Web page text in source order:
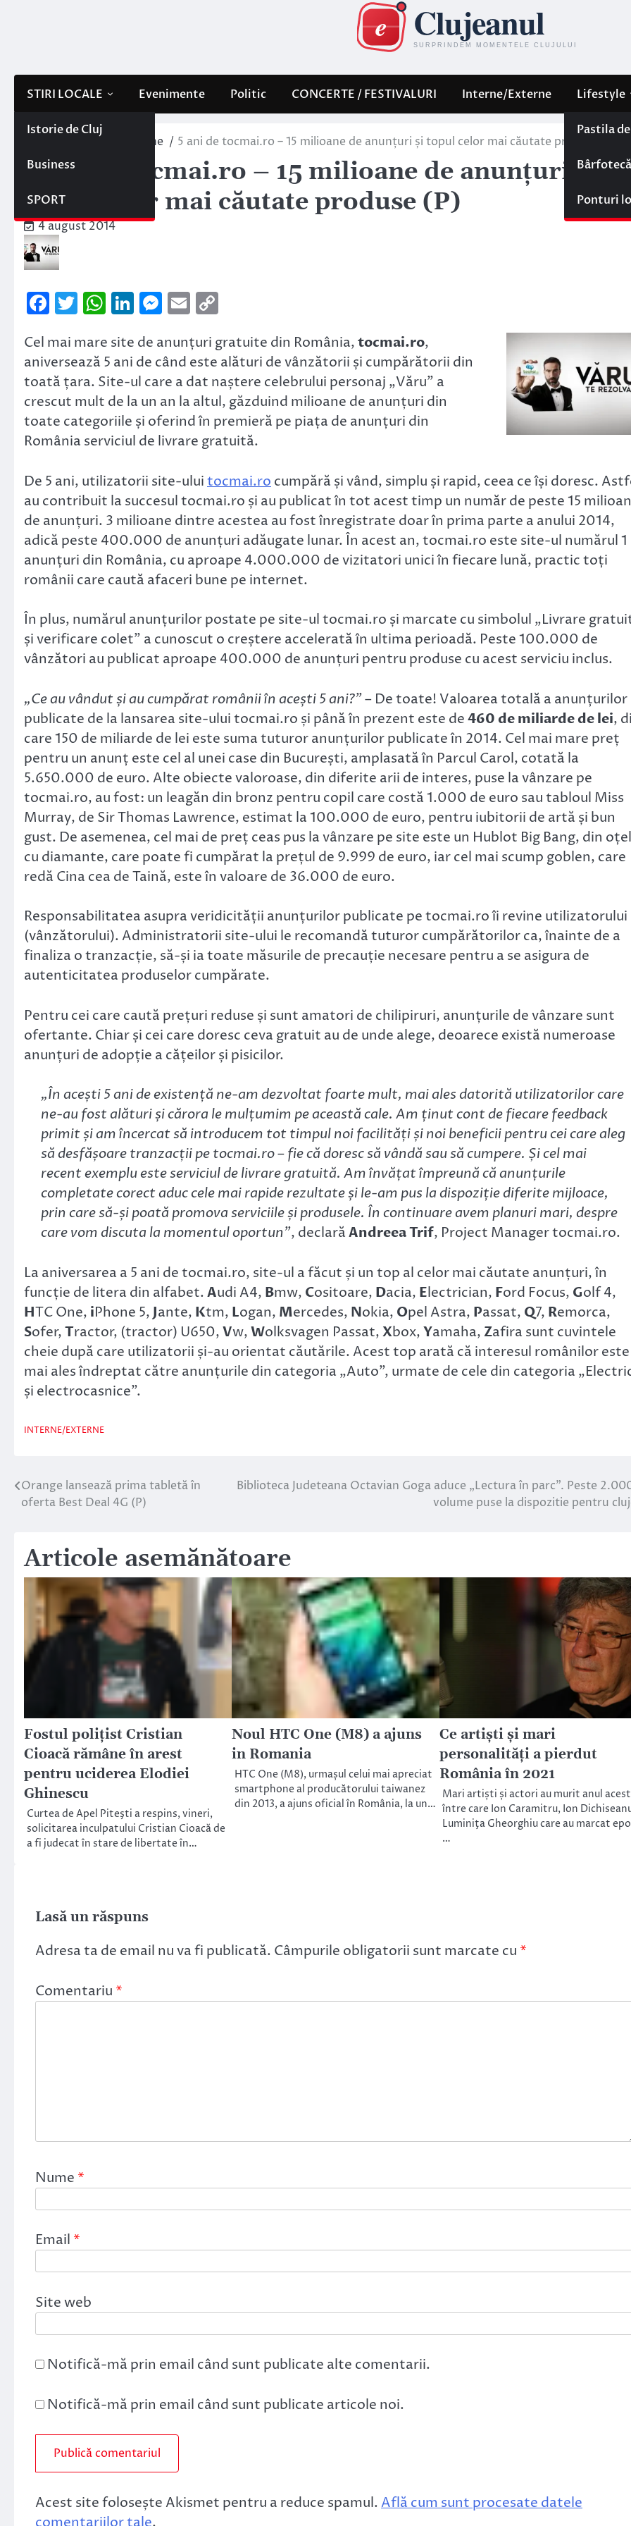
STIRI LOCALE
Istorie de Cluj
Business
SPORT
Evenimente Politic CONCERTE / FESTIVALURI Interne/Externe Lifestyle
Pastila
Bârfotecă
Ponturi
Interne/Externe 5 ani de tocmai.ro – 15 milioane de anunțuri și topul celor mai căutate produse (P)
5 ani de tocmai.ro – 15 milioane de anunțuri și
topul celor mai căutate produse (P)
4 august 2014
Facebook
Twitter
WhatsApp
LinkedIn
Messenger
Email
Cel mai mare site de anunțuri gratuite din România,tocmai.ro,
aniversează 5 ani de când este alături de vânzătorii și cumpărătorii din
toată țara. Site-ul care a dat naștere celebrului personaj „Văru” a
crescut mult de la un an la altul, găzduind milioane de anunțuri din
toate categoriile și oferind în premieră pe piața de anunțuri din
România serviciul de livrare gratuită.
De 5 ani, utilizatorii site-uluitocmai.ro cumpără și vând, simplu și rapid, ceea ce își doresc.
au contribuit la succesul tocmai.ro și au publicat în tot acest timp un număr de peste 15
de anunțuri. 3 milioane dintre acestea au fost înregistrate doar în prima parte a anului 2014,
adică peste 400.000 de anunțuri adăugate lunar. În acest an, tocmai.ro este site-ul numărul 1
anunțuri din România, cu aproape 4.000.000 de vizitatori unici în fiecare lună, practic toți
românii care caută afaceri bune pe internet.
În plus, numărul anunțurilor postate pe site-ul tocmai.ro și marcate cu simbolul „Livrare
și verificare colet” a cunoscut o creștere accelerată în ultima perioadă. Peste 100.000 de
vânzători au publicat aproape 400.000 de anunțuri pentru produse cu acest serviciu inclus.
„Ce au vândut și au cumpărat românii în acești 5 ani?”– De toate! Valoarea totală a anunțurilor
publicate de la lansarea site-ului tocmai.ro și până în prezent este de460 de miliarde de lei,
care 150 de miliarde de lei este suma tuturor anunțurilor publicate în 2014. Cel mai mare preț
pentru un anunț este cel al unei case din București, amplasată în Parcul Carol, cotată la
5.650.000 de euro. Alte obiecte valoroase, din diferite arii de interes, puse la vânzare pe
tocmai.ro, au fost: un leagăn din bronz pentru copil care costă 1.000 de euro sau tabloul Miss
Murray, de Sir Thomas Lawrence, estimat la 100.000 de euro, pentru iubitorii de artă și bun
gust. De asemenea, cel mai de preț ceas pus la vânzare pe site este un Hublot Big Bang, din oțel
cu diamante, care poate fi cumpărat la prețul de 9.999 de euro, iar cel mai scump goblen, care
redă Cina cea de Taină, este în valoare de 36.000 de euro.
Responsabilitatea asupra veridicității anunțurilor publicate pe tocmai.ro îi revine utilizatorului
(vânzătorului). Administratorii site-ului le recomandă tuturor cumpărătorilor ca, înainte de a
finaliza o tranzacție, să-și ia toate măsurile de precauție necesare pentru a se asigura de
autenticitatea produselor cumpărate.
Pentru cei care caută prețuri reduse și sunt amatori de chilipiruri, anunțurile de vânzare sunt
ofertante. Chiar și cei care doresc ceva gratuit au de unde alege, deoarece există numeroase
anunțuri de adopție a cățeilor și pisicilor.
„În acești 5 ani de existență ne-am dezvoltat foarte mult, mai ales datorită utilizatorilor care
ne-au fost alături și cărora le mulțumim pe această cale. Am ținut cont de fiecare feedback
primit și am încercat să introducem tot timpul noi facilități și noi beneficii pentru cei care aleg
să desfășoare tranzacții pe tocmai.ro – fie că doresc să vândă sau să cumpere. Și cel mai
recent exemplu este serviciul de livrare gratuită. Am învățat împreună că anunțurile
completate corect aduc cele mai rapide rezultate și le-am pus la dispoziție diferite mijloace,
prin care să-și poată promova serviciile și produsele. În continuare avem planuri mari, despre
care vom discuta la momentul oportun”, declarăAndreea Trif, Project Manager tocmai.ro.
La aniversarea a 5 ani de tocmai.ro, site-ul a făcut și un top al celor mai căutate anunțuri, în
funcție de litera din alfabet.Audi A4, Bmw, Cositoare, Dacia, Electrician, Ford Focus, Golf 4,
HTC One, iPhone 5, Jante, Ktm, Logan, Mercedes, Nokia, Opel Astra, Passat, Q7, Remorca,
Sofer,Tractor, (tractor) U650,Vw,Wolksvagen Passat,Xbox,Yamaha,Zafira sunt cuvintele
cheie după care utilizatorii și-au orientat căutările. Acest top arată că interesul românilor este
mai ales îndreptat către anunțurile din categoria „Auto”, urmate de cele din categoria
și electrocasnice”.
INTERNE/EXTERNE
Navigare
Orange lansează prima tabletă în
oferta Best Deal 4G (P)
Biblioteca Judeteana Octavian Goga aduce „Lectura în parc”. Peste
volume puse la dispozitie pentru
Articole asemănătoare
Fostul poliţist Cristian
Cioacă rămâne în arest
pentru uciderea Elodiei
Ghinescu
Curtea de Apel Piteşti a respins, vineri,
solicitarea inculpatului Cristian Cioacă de
a fi judecat în stare de libertate în…
Noul HTC One (M8) a ajuns
in Romania
HTC One (M8), urmașul celui mai apreciat
smartphone al producătorului taiwanez
din 2013, a ajuns oficial în România, la un…
Ce artiști și mari
personalități a pierdut
România în 2021
Mari artiști și actori au murit anul
între care Ion Caramitru, Ion
Luminiţa Gheorghiu care au marcat
…
Lasă un răspuns
Adresa ta de email nu va fi publicată. Câmpurile obligatorii sunt marcate cu *
Comentariu *
Nume *
Email *
Site web
Notifică-mă prin email când sunt publicate alte comentarii.
Notifică-mă prin email când sunt publicate articole noi.
Acest site folosește Akismet pentru a reduce spamul. Află cum sunt procesate datele